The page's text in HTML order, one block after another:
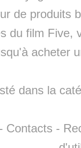
de produits
du film Five,
acheter
dans la
- Contacts -